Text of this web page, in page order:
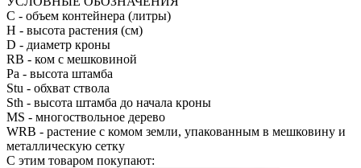
С - объем контейнера (литры)
H - высота растения (см)
D - диаметр кроны
RB - ком с мешковиной
Pa - высота штамба
Stu - обхват ствола
Sth - высота штамба до начала кроны
MS - многоствольное дерево
WRB - растение с комом земли, упакованным в мешковину и
металлическую сетку
С этим товаром покупают: